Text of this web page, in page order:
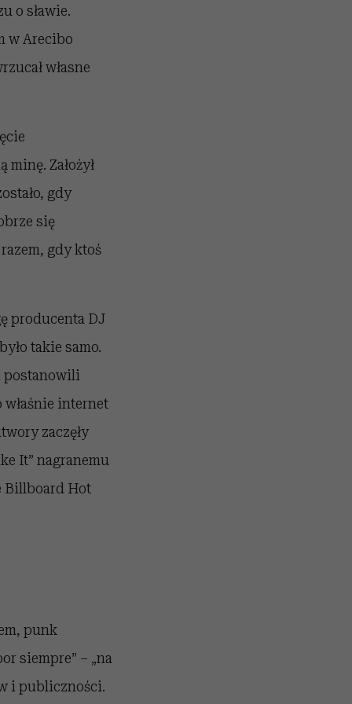
o sławie.
w Arecibo
własne
Założył
gdy
się
gdy ktoś
producenta DJ
takie samo.
postanowili
internet
zaczęły
It” nagranemu
Billboard Hot
punk
siempre” – „na
i publiczności.